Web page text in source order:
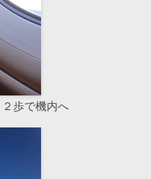
歩で機内へ